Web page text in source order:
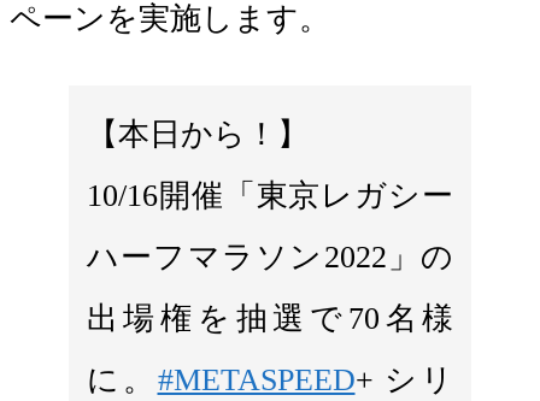
ペーンを実施します。
【本日から！】
10/16開催「東京レガシー
ハーフマラソン2022」の
出場権を抽選で70名様
に。 #METASPEED+ シリ